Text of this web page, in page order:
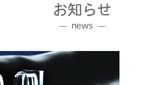
お知らせ
news